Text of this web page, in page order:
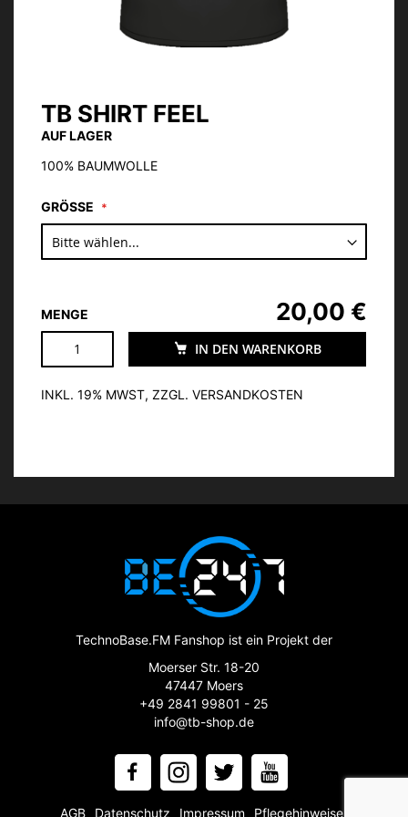
TB SHIRT FEEL
AUF LAGER
100% BAUMWOLLE
GRÖSSE
MENGE
IN DEN WARENKORB
20,00 €
INKL. 19% MWST, ZZGL. VERSANDKOSTEN
Zum
Anfang
der
Bildgalerie
TechnoBase.FM Fanshop ist ein Projekt der
Moerser Str. 18-20
47447 Moers
+49 2841 99801 - 25
info@tb-shop.de
AGB Datenschutz Impressum Pflegehinweise